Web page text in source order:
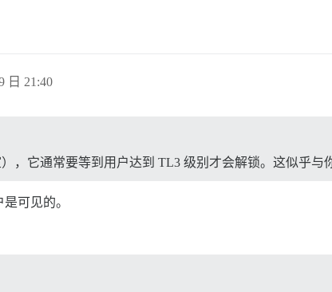
日 21:40
），它通常要等到用户达到 TL3 级别才会解锁。这似乎与
可见的。